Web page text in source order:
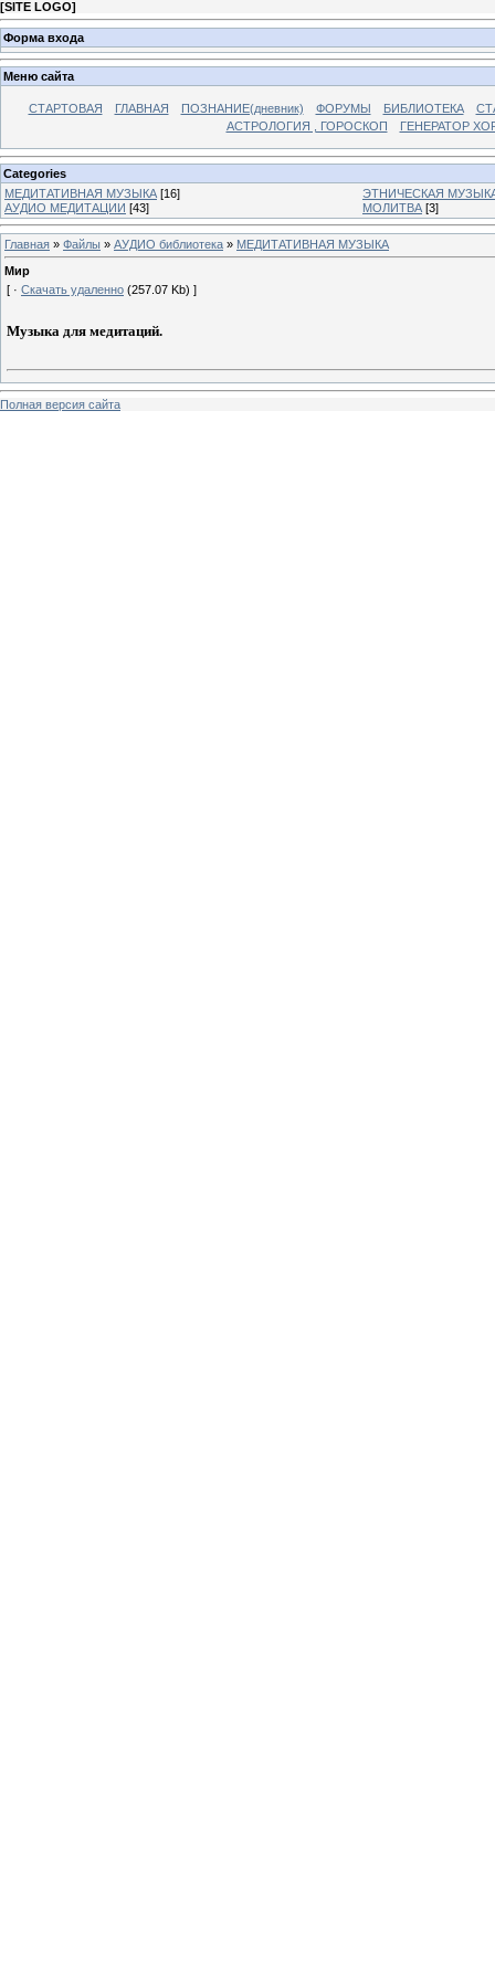
[SITE LOGO]
Форма входа
Меню сайта
СТАРТОВАЯ ГЛАВНАЯ ПОЗНАНИЕ(дневник) ФОРУМЫ БИБЛИОТЕКА
АСТРОЛОГИЯ , ГОРОСКОП
ГЕНЕРАТОР
Categories
МЕДИТАТИВНАЯ МУЗЫКА [16]
ЭТНИЧЕСКАЯ
АУДИО МЕДИТАЦИИ [43] МОЛИТВА [3]
Главная » Файлы » АУДИО библиотека » МЕДИТАТИВНАЯ МУЗЫКА
Мир
[ · Скачать удаленно (257.07 Kb) ]
Музыка для медитаций.
Полная версия сайта